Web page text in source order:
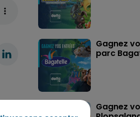
Gagnez
parc
Gagnez